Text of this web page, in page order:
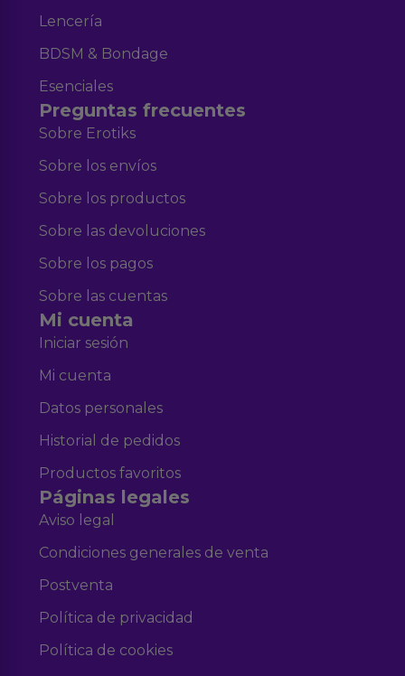
Lencería
BDSM & Bondage
Esenciales
Preguntas frecuentes
Sobre Erotiks
Sobre los envíos
Sobre los productos
Sobre las devoluciones
Sobre los pagos
Sobre las cuentas
Mi cuenta
Iniciar sesión
Mi cuenta
Datos personales
Historial de pedidos
Productos favoritos
Páginas legales
Aviso legal
Condiciones generales de venta
Postventa
Política de privacidad
Política de cookies